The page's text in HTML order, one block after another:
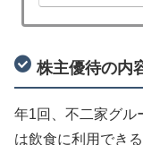
株主優待の内
年1回、不二家グル
は飲食に利用でき